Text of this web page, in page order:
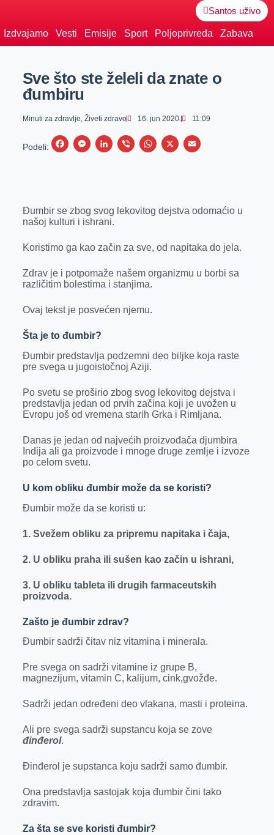
Santos uživo
Izdvajamo Vesti Emisije Sport Poljoprivreda Zabava
Sve što ste želeli da znate o
đumbiru
Minuti za zdravlje, Živeti zdravo 16. jun 2020. 11:09
Podeli:
F
b
o
M
e
g
r
L
e
I
V
r
W
s
p
X
E
l
Đumbir se zbog svog lekovitog dejstva odomaćio u
našoj kulturi i ishrani.
Koristimo ga kao začin za sve, od napitaka do jela.
Zdrav je i potpomaže našem organizmu u borbi sa
različitim bolestima i stanjima.
Ovaj tekst je posvećen njemu.
Šta je to đumbir?
Đumbir predstavlja podzemni deo biljke koja raste
pre svega u jugoistočnoj Aziji.
Po svetu se proširio zbog svog lekovitog dejstva i
predstavlja jedan od prvih začina koji je uvožen u
Evropu još od vremena starih Grka i Rimljana.
Danas je jedan od najvećih proizvođača djumbira
Indija ali ga proizvode i mnoge druge zemlje i izvoze
po celom svetu.
U kom obliku đumbir može da se koristi?
Đumbir može da se koristi u:
1. Svežem obliku za pripremu napitaka i čaja,
2. U obliku praha ili sušen kao začin u ishrani,
3. U obliku tableta ili drugih farmaceutskih
proizvoda.
Zašto je đumbir zdrav?
Đumbir sadrži čitav niz vitamina i minerala.
Pre svega on sadrži vitamine iz grupe B,
magnezijum, vitamin C, kalijum, cink,gvožđe.
Sadrži jedan određeni deo vlakana, masti i proteina.
Ali pre svega sadrži supstancu koja se zove
đinđerol.
Đinđerol je supstanca koju sadrži samo đumbir.
Ona predstavlja sastojak koja đumbir čini tako
zdravim.
Za šta se sve koristi đumbir?